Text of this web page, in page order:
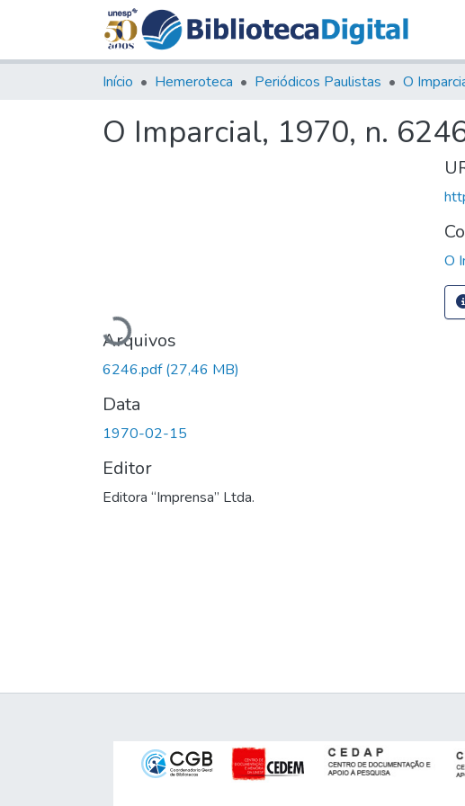
Início Hemeroteca Periódicos Paulistas O
O Imparcial, 1970, n.
Carregando...
Arquivos
6246.pdf(27,46 MB)
Data
1970-02-15
Editor
Editora “Imprensa” Ltda.
O